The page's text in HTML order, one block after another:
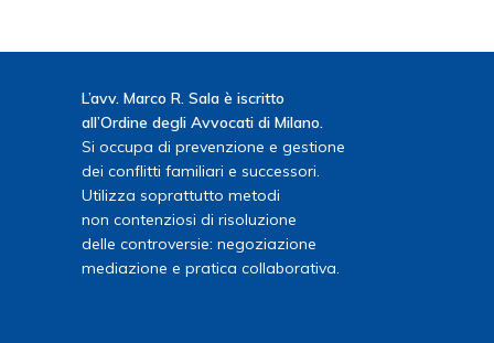
L’avv. Marco R. Sala è iscritto
all’Ordine degli Avvocati di Milano.
Si occupa di prevenzione e gestione
dei conflitti familiari e successori.
Utilizza soprattutto metodi
non contenziosi di risoluzione
delle controversie: negoziazione
mediazione e pratica collaborativa.